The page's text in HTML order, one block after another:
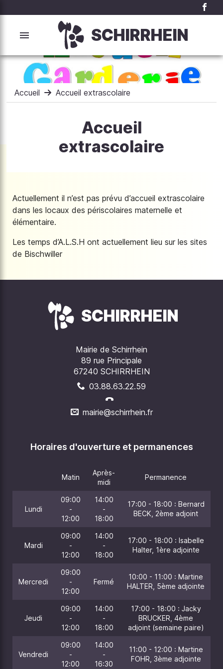
SCHIRRHEIN
Accueil Accueil extrascolaire
Accueil
extrascolaire
Actuellement il n’est pas prévu d’accueil extrascolaire
dans les locaux des périscolaires maternelle et
élémentaire.
Les temps d’A.L.S.H ont actuellement lieu sur les sites
de Bischwiller
SCHIRRHEIN
Mairie de Schirrhein
89 rue Principale
67240 SCHIRRHEIN
03.88.63.22.59
mairie@schirrhein.fr
Horaires d'ouverture et permanences
Matin
Après-
midi
Permanence
Lundi
09:00
-
12:00
14:00
-
18:00
17:00 - 18:00 : Bernard
BECK, 2ème adjoint
Mardi
09:00
-
12:00
14:00
-
18:00
17:00 - 18:00 : Isabelle
Halter, 1ère adjointe
Mercredi
09:00
-
12:00
Fermé
10:00 - 11:00 : Martine
HALTER, 5ème adjointe
Jeudi
09:00
-
12:00
14:00
-
18:00
17:00 - 18:00 : Jacky
BRUCKER, 4ème
adjoint (semaine paire)
Vendredi
09:00
-
12:00
14:00
-
16:30
11:00 - 12:00 : Martine
FOHR, 3ème adjointe